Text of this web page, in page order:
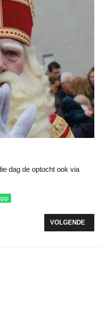
dag de optocht ook via
VERKEERSVOORLICHTING
VOLGENDE
VOLGENDE